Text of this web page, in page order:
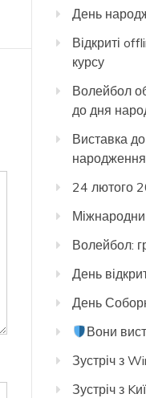
День
Відкриті
курсу
Волейбол
до дня
Виставка
народження
24 лютого
Волейбол:
День
День
Вони
Зустріч з
Зустріч з